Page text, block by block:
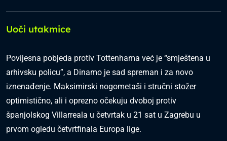
Uoči utakmice
Povijesna pobjeda protiv Tottenhama već je “smještena u
arhivsku policu”, a Dinamo je sad spreman i za novo
iznenađenje. Maksimirski nogometaši i stručni stožer
optimistično, ali i oprezno očekuju dvoboj protiv
španjolskog Villarreala u četvrtak u 21 sat u Zagrebu u
prvom ogledu četvrtfinala Europa lige.